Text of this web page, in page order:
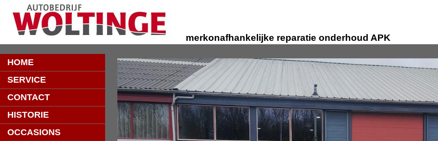
merkonafhankelijke reparatie onderhoud APK
HOME
SERVICE
CONTACT
HISTORIE
OCCASIONS